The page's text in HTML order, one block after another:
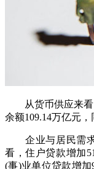
从货币供应来看
余额109.14万亿元，
企业与居民需求
看，住户贷款增加
(事)业单位贷款增加